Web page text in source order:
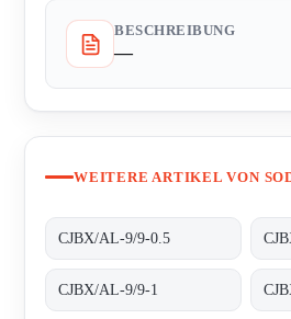
BESCHREIBUNG
—
WEITERE ARTIKEL VON
CJBX/AL-9/9-0.5
CJBX/AL-9/9-1